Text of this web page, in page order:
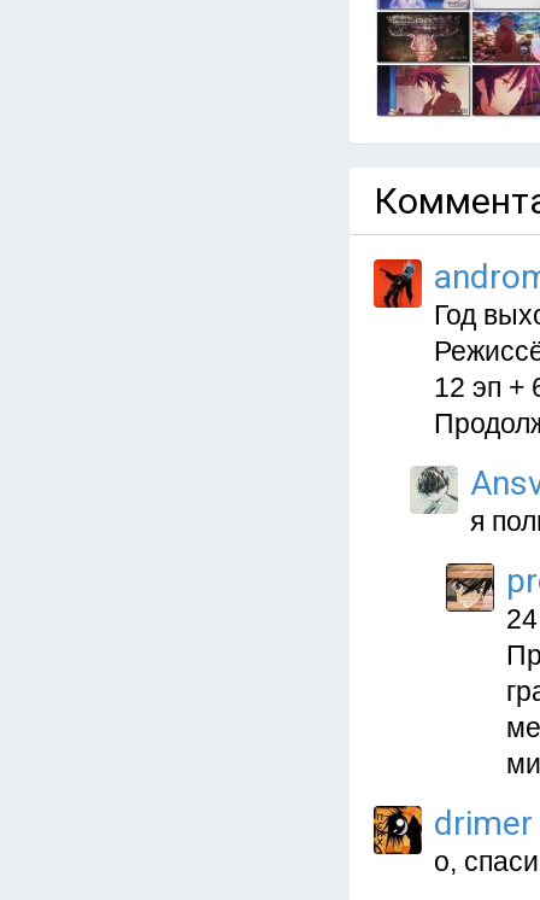
Год
12 эп +
я
drimer
о,